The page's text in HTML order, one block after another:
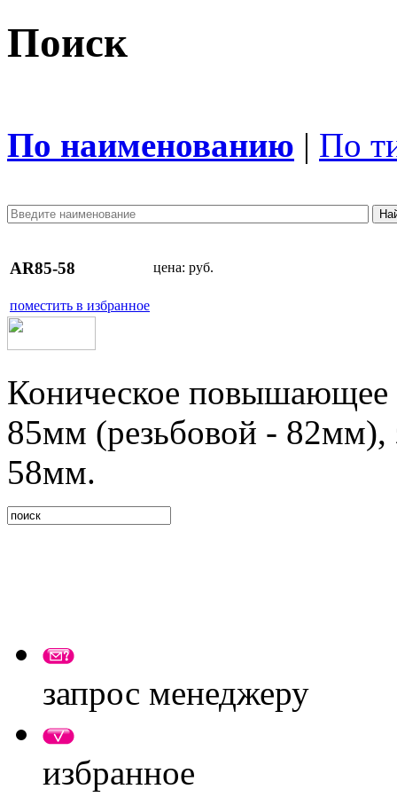
Поиск
По наименованию | По
AR85-58 цена: руб.
поместить в избранное
Коническое повышающее
85мм (резьбовой - 82мм),
58мм.
запрос менеджеру
избранное